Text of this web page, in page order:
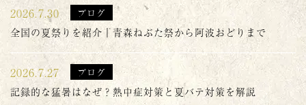
2026.7.30 ブログ
全国の夏祭りを紹介｜青森ねぶた祭から阿波おどりまで
2026.7.27 ブログ
記録的な猛暑はなぜ？熱中症対策と夏バテ対策を解説